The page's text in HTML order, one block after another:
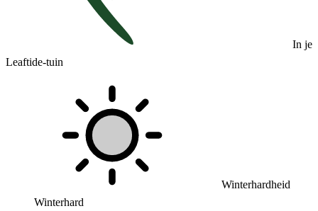
In je
Leaftide-tuin
Winterhardheid
Winterhard